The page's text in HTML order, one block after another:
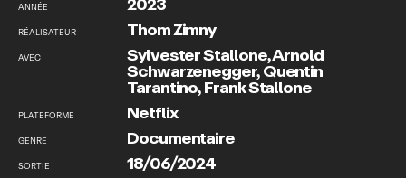
ANNÉE
RÉALISATEUR Thom Zimny
AVEC Sylvester Stallone,Arnold
Schwarzenegger,Quentin
Tarantino,Frank Stallone
PLATEFORME Netflix
GENRE Documentaire
SORTIE 18/06/2024